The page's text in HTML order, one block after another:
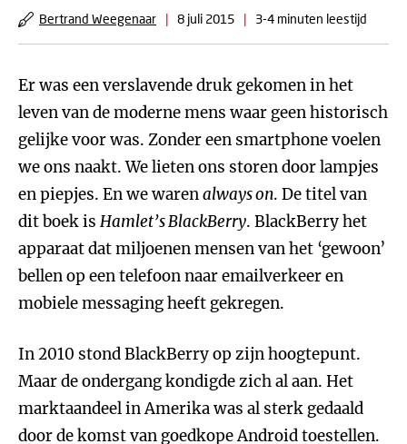
Bertrand Weegenaar | 8 juli 2015 | 3-4 minuten leestijd
Er was een verslavende druk gekomen in het
leven van de moderne mens waar geen historisch
gelijke voor was. Zonder een smartphone voelen
we ons naakt. We lieten ons storen door lampjes
en piepjes. En we warenalways on. De titel van
dit boek is Hamlet’s BlackBerry. BlackBerry het
apparaat dat miljoenen mensen van het ‘gewoon’
bellen op een telefoon naar emailverkeer en
mobiele messaging heeft gekregen.
In 2010 stond BlackBerry op zijn hoogtepunt.
Maar de ondergang kondigde zich al aan. Het
marktaandeel in Amerika was al sterk gedaald
door de komst van goedkope Android toestellen.